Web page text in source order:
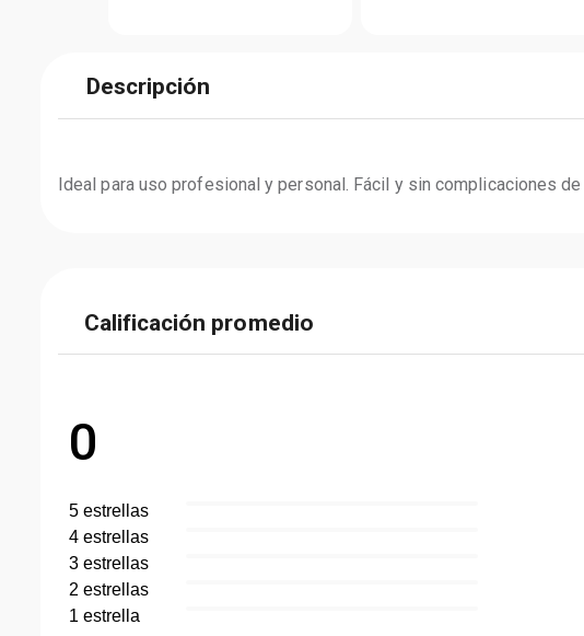
Descripción
Ideal para uso profesional y personal. Fácil y sin complicaciones de
Calificación promedio
0
5 estrellas
4 estrellas
3 estrellas
2 estrellas
1 estrella